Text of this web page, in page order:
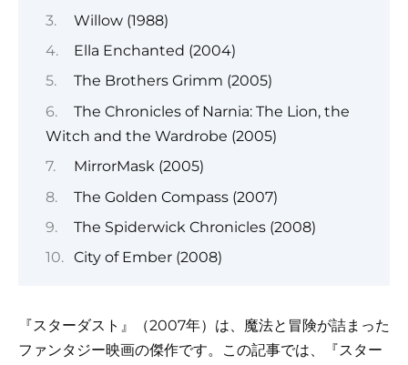
Willow (1988)
Ella Enchanted (2004)
The Brothers Grimm (2005)
The Chronicles of Narnia: The Lion, the
Witch and the Wardrobe (2005)
MirrorMask (2005)
The Golden Compass (2007)
The Spiderwick Chronicles (2008)
City of Ember (2008)
『スターダスト』（2007年）は、魔法と冒険が詰まった
ファンタジー映画の傑作です。この記事では、『スター